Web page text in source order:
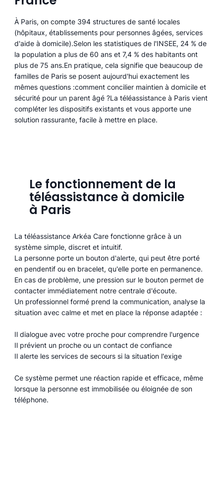
À Paris, on compte 394 structures de santé locales
(hôpitaux, établissements pour personnes âgées, services
d'aide à domicile).Selon les statistiques de l'INSEE, 24 % de
la population a plus de 60 ans et 7,4 % des habitants ont
plus de 75 ans.En pratique, cela signifie que beaucoup de
familles de Paris se posent aujourd'hui exactement les
mêmes questions :comment concilier maintien à domicile et
sécurité pour un parent âgé ?La téléassistance à Paris vient
compléter les dispositifs existants et vous apporte une
solution rassurante, facile à mettre en place.
Le fonctionnement de la
téléassistance à domicile
à Paris
La téléassistance Arkéa Care fonctionne grâce à un
système simple, discret et intuitif.
La personne porte un bouton d'alerte, qui peut être porté
en pendentif ou en bracelet, qu'elle porte en permanence.
En cas de problème, une pression sur le bouton permet de
contacter immédiatement notre centrale d'écoute.
Un professionnel formé prend la communication, analyse la
situation avec calme et met en place la réponse adaptée :
Il dialogue avec votre proche pour comprendre l'urgence
Il prévient un proche ou un contact de confiance
Il alerte les services de secours si la situation l'exige
Ce système permet une réaction rapide et efficace, même
lorsque la personne est immobilisée ou éloignée de son
téléphone.